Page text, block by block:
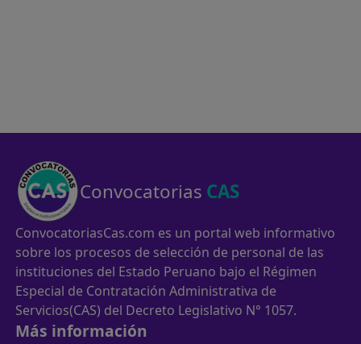
Convocatorias CAS
ConvocatoriasCas.com es un portal web informativo
sobre los procesos de selección de personal de las
instituciones del Estado Peruano bajo el Régimen
Especial de Contratación Administrativa de
Servicios(CAS) del Decreto Legislativo N° 1057.
Más información